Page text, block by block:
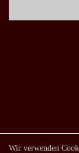
Wir verwenden